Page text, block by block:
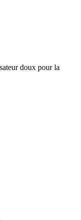
doux pour la